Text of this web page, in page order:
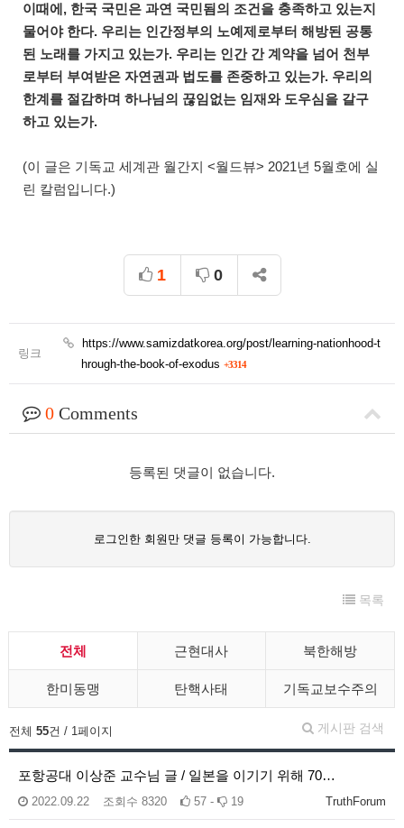
이때에, 한국 국민은 과연 국민됨의 조건을 충족하고 있는지
물어야 한다. 우리는 인간정부의 노예제로부터 해방된 공통
된 노래를 가지고 있는가. 우리는 인간 간 계약을 넘어 천부
로부터 부여받은 자연권과 법도를 존중하고 있는가. 우리의
한계를 절감하며 하나님의 끊임없는 임재와 도우심을 갈구
하고 있는가.
(이 글은 기독교 세계관 월간지 <월드뷰> 2021년 5월호에 실
린 칼럼입니다.)
1 0
링크
https://www.samizdatkorea.org/post/learning-nationhood-t
hrough-the-book-of-exodus +3314
0 Comments
등록된 댓글이 없습니다.
로그인한 회원만 댓글 등록이 가능합니다.
목록
전체 근현대사 북한해방
한미동맹 탄핵사태 기독교보수주의
게시판 검색
전체 55건 / 1페이지
포항공대 이상준 교수님 글 / 일본을 이기기 위해 70…
TruthForum
2022.09.22 조회수 8320 57 - 19